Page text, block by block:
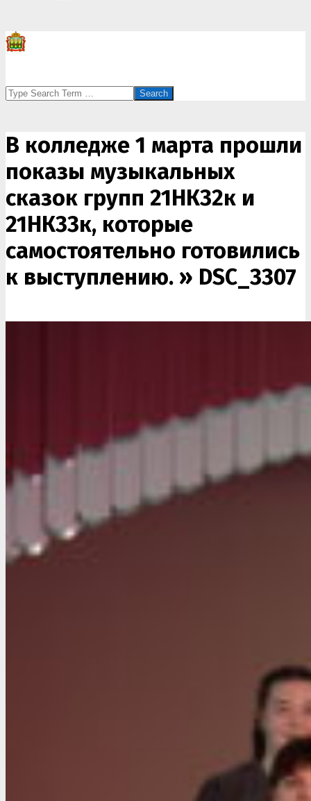
Search
В колледже 1 марта прошли
показы музыкальных
сказок групп 21НК32к и
21НК33к, которые
самостоятельно готовились
к выступлению. » DSC_3307